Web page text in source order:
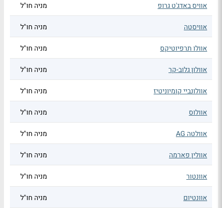
אוויס באדג'ט גרופ מניה חו"ל
אוויסטה מניה חו"ל
אוולו תרפיוטיקס מניה חו"ל
אוולון גלוב-קר מניה חו"ל
אוולונביי קומיוניטיז מניה חו"ל
אוולוס מניה חו"ל
אוולטה AG מניה חו"ל
אוולין פארמה מניה חו"ל
אוונטור מניה חו"ל
אוונטיום מניה חו"ל